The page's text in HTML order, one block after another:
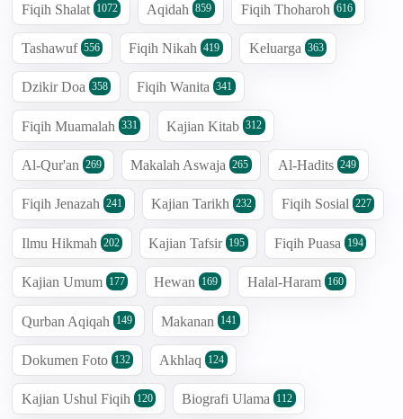
Fiqih Shalat 1072 Aqidah 859 Fiqih Thoharoh 616
Tashawuf 556 Fiqih Nikah 419 Keluarga 363
Dzikir Doa 358 Fiqih Wanita 341
Fiqih Muamalah 331 Kajian Kitab 312
Al-Qur'an 269 Makalah Aswaja 265 Al-Hadits 249
Fiqih Jenazah 241 Kajian Tarikh 232 Fiqih Sosial 227
Ilmu Hikmah 202 Kajian Tafsir 195 Fiqih Puasa 194
Kajian Umum 177 Hewan 169 Halal-Haram 160
Qurban Aqiqah 149 Makanan 141
Dokumen Foto 132 Akhlaq 124
Kajian Ushul Fiqih 120 Biografi Ulama 112